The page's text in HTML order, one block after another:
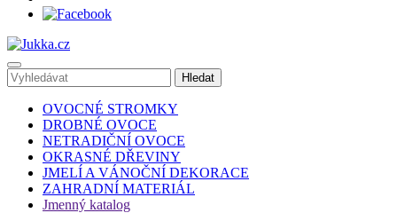
OVOCNÉ STROMKY
DROBNÉ OVOCE
NETRADIČNÍ OVOCE
OKRASNÉ DŘEVINY
JMELÍ A VÁNOČNÍ DEKORACE
ZAHRADNÍ MATERIÁL
Jmenný katalog